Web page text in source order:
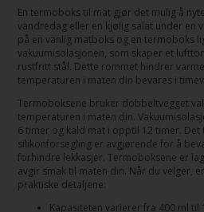
En termoboks til mat gjør det mulig å
vandredag eller en kjølig salat under en
på en vanlig matboks og en termoboks
vakuumisolasjonen, som skaper et
rustfritt stål. Dette rommet hindrer
temperaturen i maten din bevares i
Termoboksene bruker dobbeltvegget
temperaturen i maten din.
6 timer og kald mat i opptil 12 timer. Det
silikonforsegling er avgjørende for å
forhindre lekkasjer. Termoboksene er
avgir smak til maten din. Når du velger,
praktiske detaljene:
Kapasiteten varierer fra 400 ml